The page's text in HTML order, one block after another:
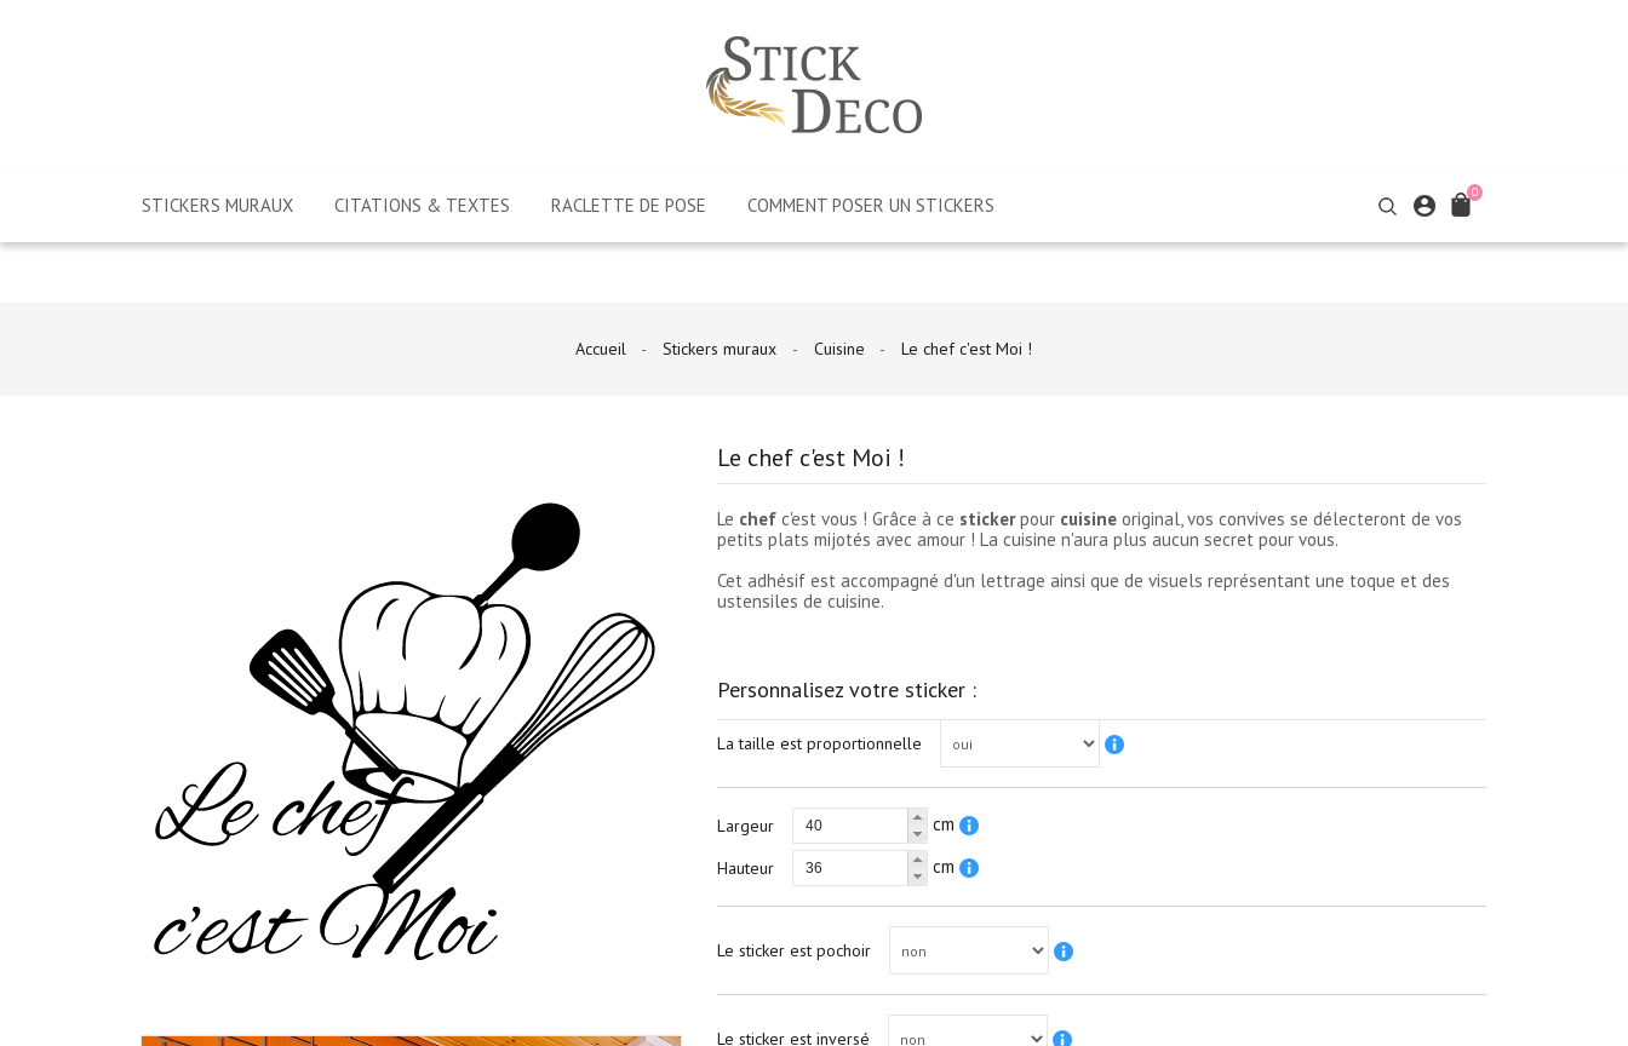
STICKERS MURAUX CITATIONS & TEXTES RACLETTE DE POSE COMMENT POSER UN STICKERS
0
Accueil Stickers muraux Cuisine Le chef c'est Moi !
Le chef c'est Moi !
Le chef c'est vous ! Grâce à ce stickerpour cuisine original, vos convives se délecteront de vos
petits plats mijotés avec amour ! La cuisine n'aura plus aucun secret pour vous.
Cet adhésif est accompagné d'un lettrage ainsi que de visuels représentant une toque et des
ustensiles de cuisine.
Personnalisez votre sticker :
La taille est proportionnelle
Largeur cm
Hauteur cm
Le sticker est pochoir
Le sticker est inversé